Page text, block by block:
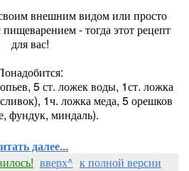
внешним видом или просто
пищеварением - тогда этот рецепт
для вас!
5 ст. ложек воды, 1ст. ложка
1ч. ложка меда, 5 орешков
фундук, миндаль).
далее...
вверх^ к полной версии